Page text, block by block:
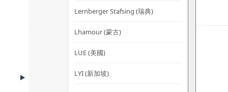
Lernberger Stafsing (瑞典)
Lhamour (蒙古)
LUE (美國)
LYI (新加坡)